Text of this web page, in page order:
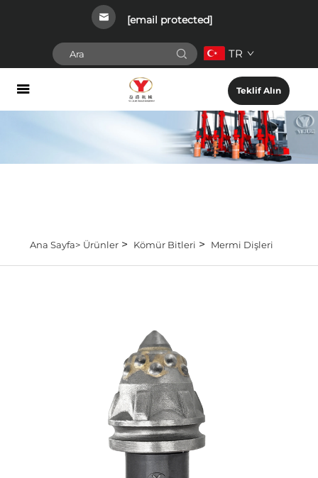
[email protected]
TR
Teklif Alın
Ana Sayfa> Ürünler> Kömür Bitleri > Mermi Dişleri